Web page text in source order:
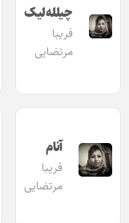
چیلله‌لیک‌
فریبا
مرتضایی
آنام
فریبا
مرتضایی